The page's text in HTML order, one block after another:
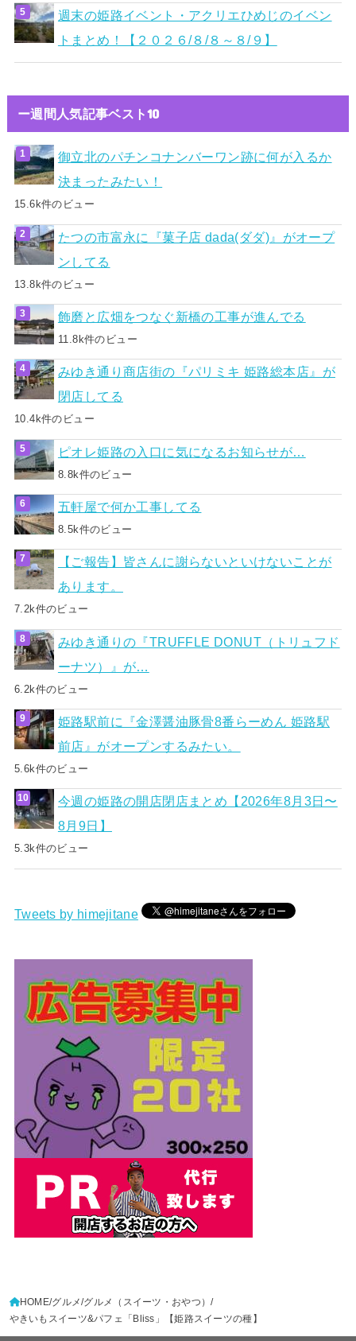
週末の姫路イベント・アクリエひめじのイベン
トまとめ！【２０２６/８/８～８/９】
ー週間人気記事ベスト10
御立北のパチンコナンバーワン跡に何が入るか
決まったみたい！
15.6k件のビュー
たつの市富永に『菓子店 dada(ダダ)』がオープ
ンしてる
13.8k件のビュー
飾磨と広畑をつなぐ新橋の工事が進んでる
11.8k件のビュー
みゆき通り商店街の『パリミキ 姫路総本店』が
閉店してる
10.4k件のビュー
ピオレ姫路の入口に気になるお知らせが…
8.8k件のビュー
五軒屋で何か工事してる
8.5k件のビュー
【ご報告】皆さんに謝らないといけないことが
あります。
7.2k件のビュー
みゆき通りの『TRUFFLE DONUT（トリュフド
ーナツ）』が…
6.2k件のビュー
姫路駅前に『金澤醤油豚骨8番らーめん 姫路駅
前店』がオープンするみたい。
5.6k件のビュー
今週の姫路の開店閉店まとめ【2026年8月3日〜
8月9日】
5.3k件のビュー
Tweets by himejitane
HOME グルメ グルメ（スイーツ・おやつ）
やきいもスイーツ&パフェ「Bliss」【姫路スイーツの種】